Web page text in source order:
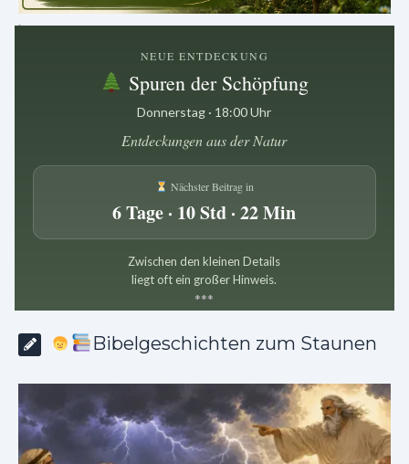
.
NEUE ENTDECKUNG
Spuren der Schöpfung
Donnerstag · 18:00 Uhr
Entdeckungen aus der Natur
Nächster Beitrag in
6 Tage · 10 Std · 22 Min
Zwischen den kleinen Details
liegt oft ein großer Hinweis.
***
Bibelgeschichten zum Staunen